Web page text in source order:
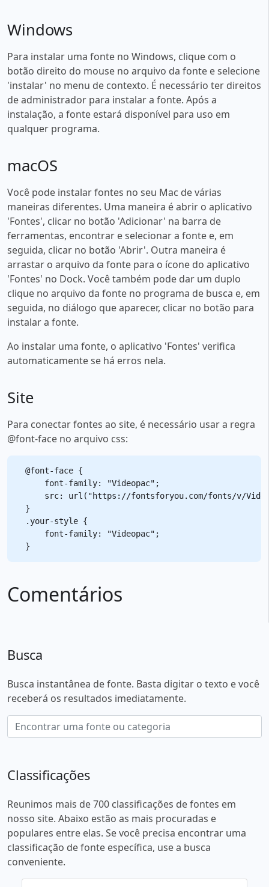
Windows
Para instalar uma fonte no Windows, clique com o
botão direito do mouse no arquivo da fonte e selecione
'instalar' no menu de contexto. É necessário ter direitos
de administrador para instalar a fonte. Após a
instalação, a fonte estará disponível para uso em
qualquer programa.
macOS
Você pode instalar fontes no seu Mac de várias
maneiras diferentes. Uma maneira é abrir o aplicativo
'Fontes', clicar no botão 'Adicionar' na barra de
ferramentas, encontrar e selecionar a fonte e, em
seguida, clicar no botão 'Abrir'. Outra maneira é
arrastar o arquivo da fonte para o ícone do aplicativo
'Fontes' no Dock. Você também pode dar um duplo
clique no arquivo da fonte no programa de busca e, em
seguida, no diálogo que aparecer, clicar no botão para
instalar a fonte.
Ao instalar uma fonte, o aplicativo 'Fontes' verifica
automaticamente se há erros nela.
Site
Para conectar fontes ao site, é necessário usar a regra
@font-face no arquivo css:
@font-face {
    font-family: "Videopac";
src: url("https://fontsforyou.com/fonts/v/
}
.your-style {
    font-family: "Videopac";
Comentários
Busca
Busca instantânea de fonte. Basta digitar o texto e você
receberá os resultados imediatamente.
Classificações
Reunimos mais de 700 classificações de fontes em
nosso site. Abaixo estão as mais procuradas e
populares entre elas. Se você precisa encontrar uma
classificação de fonte específica, use a busca
conveniente.